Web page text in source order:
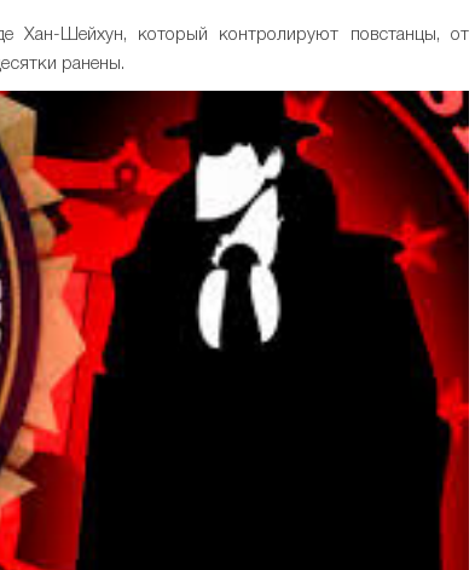
Хан-Шейхун, который контролируют повстанцы, от
ранены.